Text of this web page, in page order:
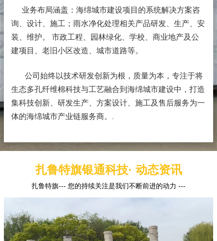
业务布局涵盖：海绵城市建设项目的系统解决方案咨
询、设计、施工；雨水净化处理相关产品研发、生产、安
装、维护。 市政工程、园林绿化、学校、商业地产及公
建项目、老旧小区改造、城市道路等。
公司始终以技术研发创新为根，质量为本，专注于将
生态多孔纤维棉科技与工艺融合到海绵城市建设中，打造
集科技创新、研发生产、方案设计、施工及售后服务为一
体的海绵城市产业链服务商。
扎鲁特旗银通科技· 动态资讯
扎鲁特旗--- 您的持续关注是我们不断前进的动力 ---